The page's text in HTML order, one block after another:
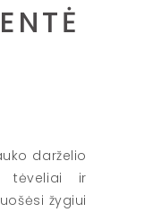
darželio
tėveliai ir
žygiui